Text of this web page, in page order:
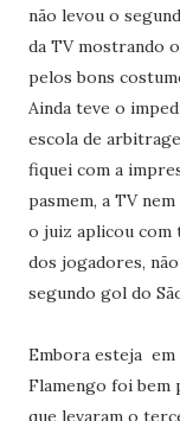
não levou o
da TV mostrando
pelos bons
Ainda teve o
escola de
fiquei com a
pasmem, a TV
o juiz aplicou com
dos jogadores,
segundo gol do
Embora esteja em
Flamengo foi bem
que levaram o